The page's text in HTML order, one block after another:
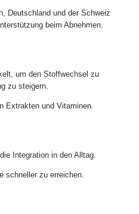
Deutschland und der Schweiz
beim Abnehmen.
um den Stoffwechsel zu
zu steigern.
Extrakten und Vitaminen.
Integration in den Alltag.
schneller zu erreichen.